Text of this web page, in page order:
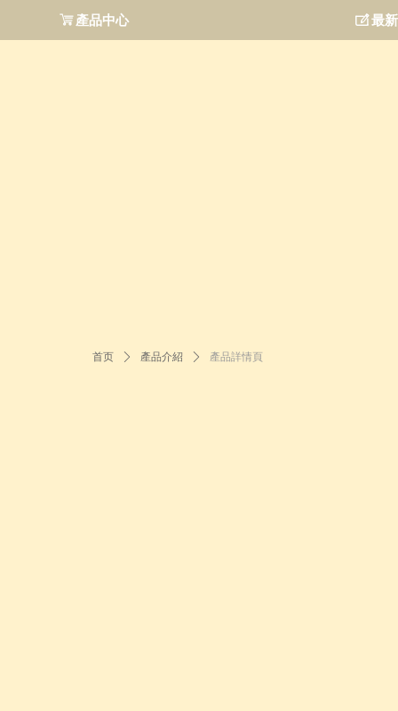
ꁈ 產品中心 ꂐ 最
首页 ꄲ 產品介紹 ꄲ 產品詳情頁